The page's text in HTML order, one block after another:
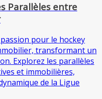
Parallèles entre
pour le hockey
transformant un
Explorez les parallèles
et immobilières,
de la Ligue